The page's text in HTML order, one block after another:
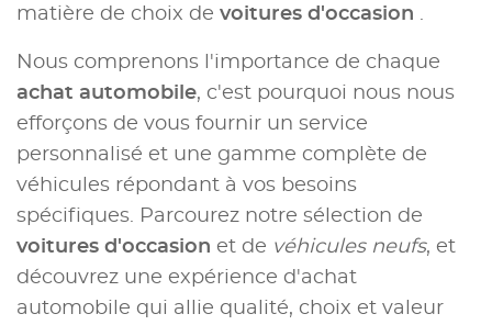
matière de choix de voitures d'occasion .
Nous comprenons l'importance de chaque
achat automobile, c'est pourquoi nous nous
efforçons de vous fournir un service
personnalisé et une gamme complète de
véhicules répondant à vos besoins
spécifiques. Parcourez notre sélection de
voitures d'occasion et de véhicules neufs, et
découvrez une expérience d'achat
automobile qui allie qualité, choix et valeur